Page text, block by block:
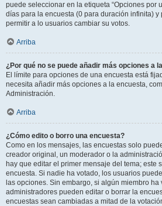
puede seleccionar en la etiqueta “Opciones por
días para la encuesta (0 para duración infinita) y
permitir a lo usuarios cambiar su votos.
Arriba
¿Por qué no se puede añadir más opciones a
El límite para opciones de una encuesta está
necesita añadir más opciones a la encuesta,
Administración.
Arriba
¿Cómo edito o borro una encuesta?
Como en los mensajes, las encuestas solo
creador original, un moderador o la
hay que editar el primer mensaje del tema; este
encuesta. Si nadie ha votado, los usuarios
las opciones. Sin embargo, si algún miembro
administradores pueden editar o borrar la
encuestas sean cambiadas a mitad de la